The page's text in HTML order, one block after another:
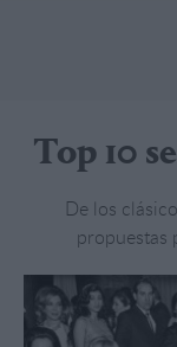
Top 10
De los
propuestas